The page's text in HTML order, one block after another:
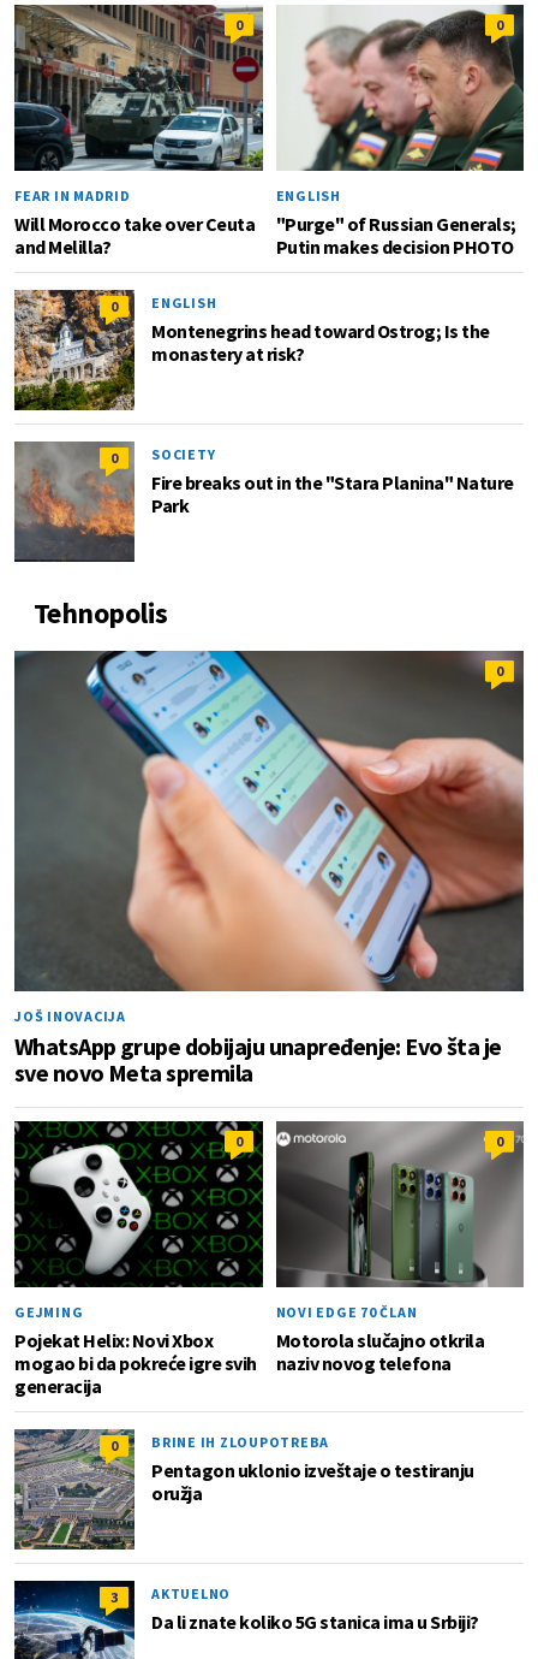
0
FEAR IN MADRID
Will Morocco take over Ceuta
and Melilla?
0
ENGLISH
"Purge" of Russian Generals;
Putin makes decision PHOTO
0 ENGLISH
Montenegrins head toward Ostrog; Is the
monastery at risk?
0 SOCIETY
Fire breaks out in the "Stara Planina" Nature
Park
Tehnopolis
0
JOŠ INOVACIJA
WhatsApp grupe dobijaju unapređenje: Evo šta je
sve novo Meta spremila
0
GEJMING
Pojekat Helix: Novi Xbox
mogao bi da pokreće igre svih
generacija
0
NOVI EDGE 70 ČLAN
Motorola slučajno otkrila
naziv novog telefona
0 BRINE IH ZLOUPOTREBA
Pentagon uklonio izveštaje o testiranju
oružja
3 AKTUELNO
Da li znate koliko 5G stanica ima u Srbiji?